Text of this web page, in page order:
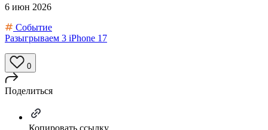
6 июн 2026
Событие
Разыгрываем 3 iPhone 17
0
Поделиться
Копировать ссылку